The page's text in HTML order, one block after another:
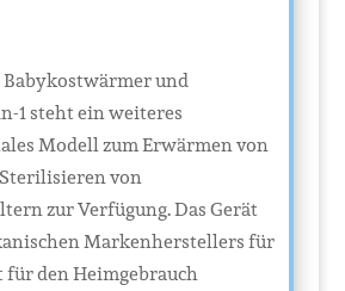
und
1 steht ein weiteres
Modell zum Erwärmen von
von
zur Verfügung. Das Gerät
Markenherstellers für
den Heimgebrauch